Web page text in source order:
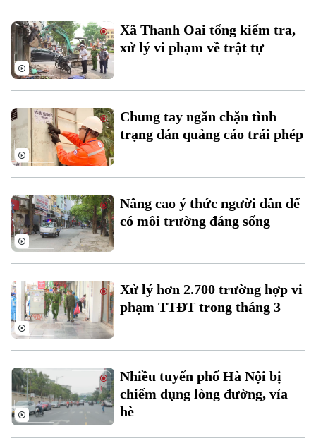
Chuyên mục
Hà Nội
Chính trị
An ninh trật tự
Công nghệ
Hà Nội
Nhịp sống Hà Nội
Người Hà Nội
Khoảnh khắc Hà Nội
Thế giới
Tin tức
Quân sự
Hồ sơ
Kinh tế
Tin tức
Nhà đất
Xã Thanh Oai tổng kiểm tra,
xử lý vi phạm về trật tự
Chung tay ngăn chặn tình
trạng dán quảng cáo trái phép
Nâng cao ý thức người dân để
có môi trường đáng sống
Xử lý hơn 2.700 trường hợp vi
phạm TTĐT trong tháng 3
Nhiều tuyến phố Hà Nội bị
chiếm dụng lòng đường, vỉa
hè